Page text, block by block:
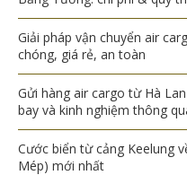
Giải pháp vận chuyển air
chóng, giá rẻ, an toàn
Gửi hàng air cargo từ Hà
bay và kinh nghiệm thông
Cước biển từ cảng Keelung
Mép) mới nhất